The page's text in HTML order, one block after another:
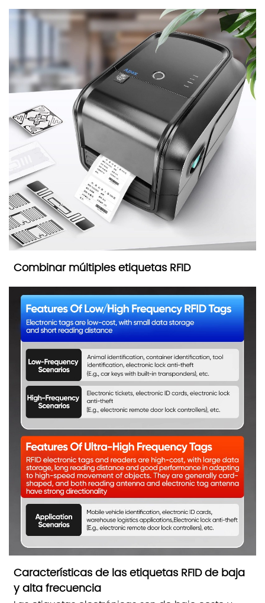
Combinar múltiples etiquetas RFID
Características de las etiquetas RFID de baja
y alta frecuencia